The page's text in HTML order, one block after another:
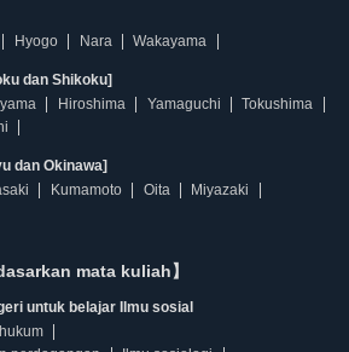
Hyogo Nara Wakayama
dan Shikoku]
Hiroshima Yamaguchi
Tokushima
dan Okinawa]
Kumamoto Oita
Miyazaki
mata kuliah】
untuk belajar Ilmu sosial
hukum